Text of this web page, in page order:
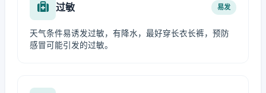
过敏 易发
天气条件易诱发过敏，有降水，最好穿长衣长裤，预防
感冒可能引发的过敏。